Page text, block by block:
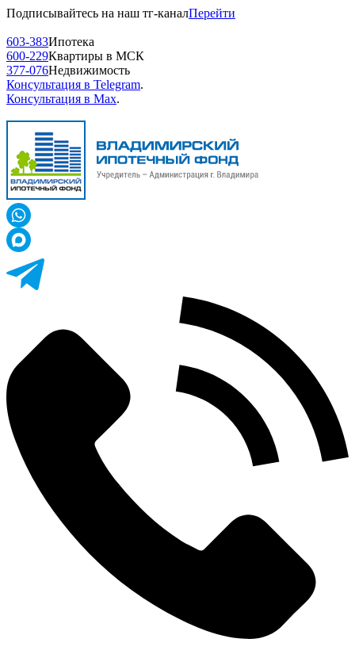
Подписывайтесь на наш тг-каналПерейти
603-383Ипотека
600-229Квартиры в МСК
377-076Недвижимость
Консультация в Telegram.
Консультация в Max.